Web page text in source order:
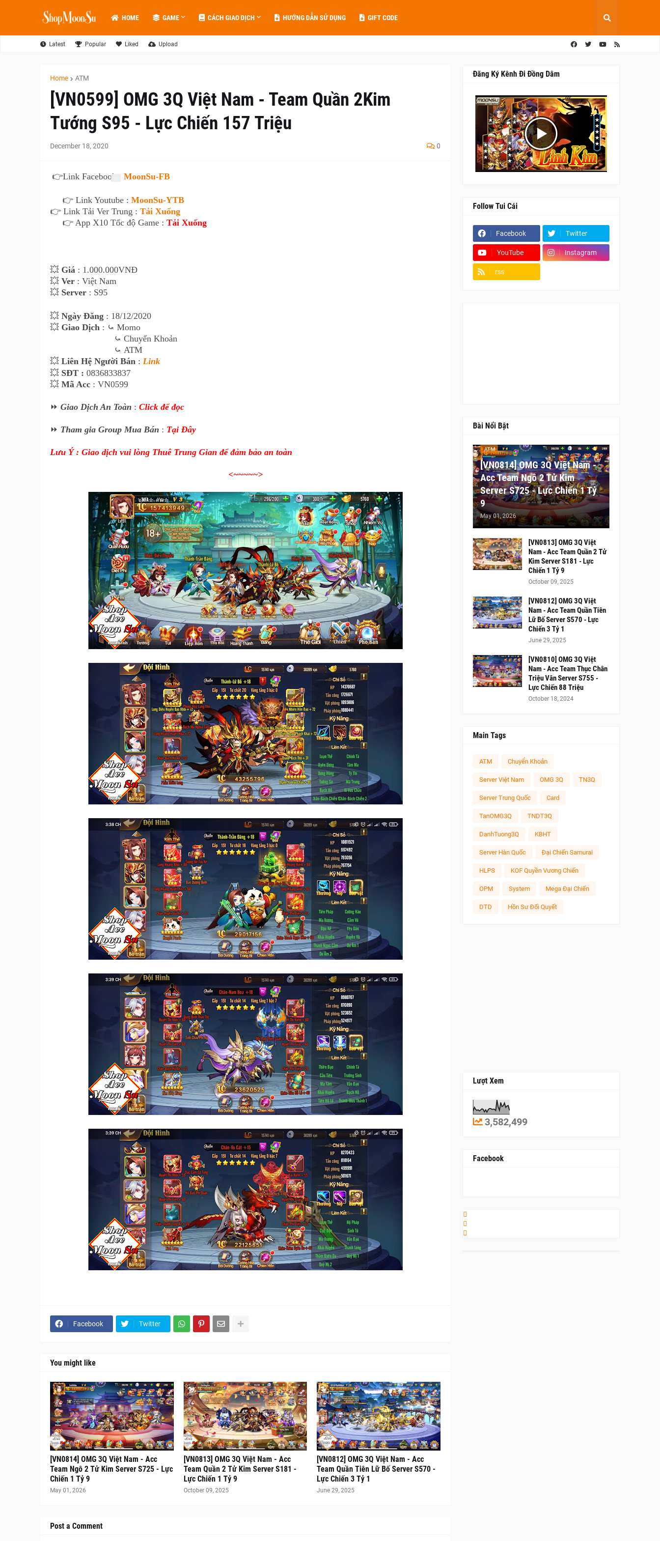
HOME GAME CÁCH GIAO DỊCH HƯỚNG DẪN SỬ DỤNG GIFT CODE
Latest Popular Liked Upload
Home ATM
[VN0599] OMG 3Q Việt Nam - Team Quần 2Kim
Tướng S95 - Lực Chiến 157 Triệu
December 18, 2020 0
👉Link Facebook : MoonSu-FB
👉 Link Youtube : MoonSu-YTB
👉 Link Tải Ver Trung : Tải Xuống
👉 App X10 Tốc độ Game : Tải Xuống
💥 Giá : 1.000.000VNĐ
💥 Ver : Việt Nam
💥 Server : S95
💥 Ngày Đăng : 18/12/2020
💥 Giao Dịch : ⤿ Momo
⤿ Chuyển Khoản
⤿ ATM
💥 Liên Hệ Người Bán : Link
💥 SĐT : 0836833837
💥 Mã Acc : VN0599
⏩ Giao Dịch An Toàn : Click để đọc
⏩ Tham gia Group Mua Bán : Tại Đây
Lưu Ý : Giao dịch vui lòng Thuê Trung Gian để đảm bảo an toàn
<~~~~~>
Facebook Twitter
You might like
[VN0814] OMG 3Q Việt Nam - Acc
Team Ngô 2 Tử Kim Server S725 - Lực
Chiến 1 Tỷ 9
May 01, 2026
[VN0813] OMG 3Q Việt Nam - Acc
Team Quần 2 Tử Kim Server S181 -
Lực Chiến 1 Tỷ 9
October 09, 2025
[VN0812] OMG 3Q Việt Nam - Acc
Team Quần Tiên Lữ Bố Server S570 -
Lực Chiến 3 Tỷ 1
June 29, 2025
Post a Comment
Đăng Ký Kênh Đi Đồng Dâm
Follow Tui Cái
Facebook Twitter
YouTube Instagram
rss
Bài Nổi Bật
ATM
[VN0814] OMG 3Q Việt Nam -
Acc Team Ngô 2 Tử Kim
Server S725 - Lực Chiến 1 Tỷ
9
May 01, 2026
[VN0813] OMG 3Q Việt
Nam - Acc Team Quần 2 Tử
Kim Server S181 - Lực
Chiến 1 Tỷ 9
October 09, 2025
[VN0812] OMG 3Q Việt
Nam - Acc Team Quần Tiên
Lữ Bố Server S570 - Lực
Chiến 3 Tỷ 1
June 29, 2025
[VN0810] OMG 3Q Việt
Nam - Acc Team Thục Chân
Triệu Vân Server S755 -
Lực Chiến 88 Triệu
October 18, 2024
Main Tags
ATM Chuyển Khoản
Server Việt Nam OMG 3Q TN3Q
Server Trung Quốc Card
TanOMG3Q TNDT3Q
DanhTuong3Q KBHT
Server Hàn Quốc Đại Chiến Samurai
HLPS KOF Quyền Vương Chiến
OPM System Mega Đại Chiến
DTD Hồn Sư Đối Quyết
Lượt Xem
3,582,499
Facebook